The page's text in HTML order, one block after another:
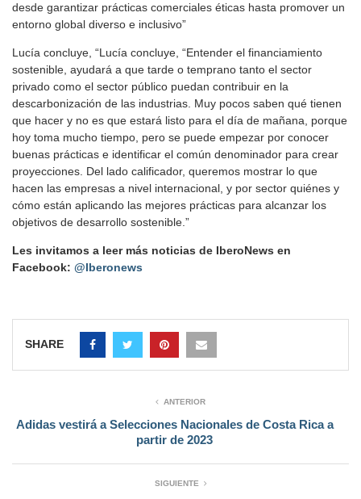
desde garantizar prácticas comerciales éticas hasta promover un
entorno global diverso e inclusivo”
Lucía concluye, “Lucía concluye, “Entender el financiamiento
sostenible, ayudará a que tarde o temprano tanto el sector
privado como el sector público puedan contribuir en la
descarbonización de las industrias. Muy pocos saben qué tienen
que hacer y no es que estará listo para el día de mañana, porque
hoy toma mucho tiempo, pero se puede empezar por conocer
buenas prácticas e identificar el común denominador para crear
proyecciones. Del lado calificador, queremos mostrar lo que
hacen las empresas a nivel internacional, y por sector quiénes y
cómo están aplicando las mejores prácticas para alcanzar los
objetivos de desarrollo sostenible.”
Les invitamos a leer más noticias de IberoNews en
Facebook: @Iberonews
SHARE
ANTERIOR
Adidas vestirá a Selecciones Nacionales de Costa Rica a
partir de 2023
SIGUIENTE